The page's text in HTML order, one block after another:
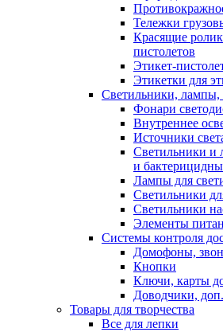
Тележки
Красящие
пистолетов
Этикет-
Этикетки для
Светильники, лампы,
Фонари
Внутреннее
Источники
Светильники и
и
Лампы для
Светильники
Светильники
Элементы
Системы контроля
Домофоны,
Кнопки
Ключи, карты
Доводчики,
Товары для творчества
Все для лепки